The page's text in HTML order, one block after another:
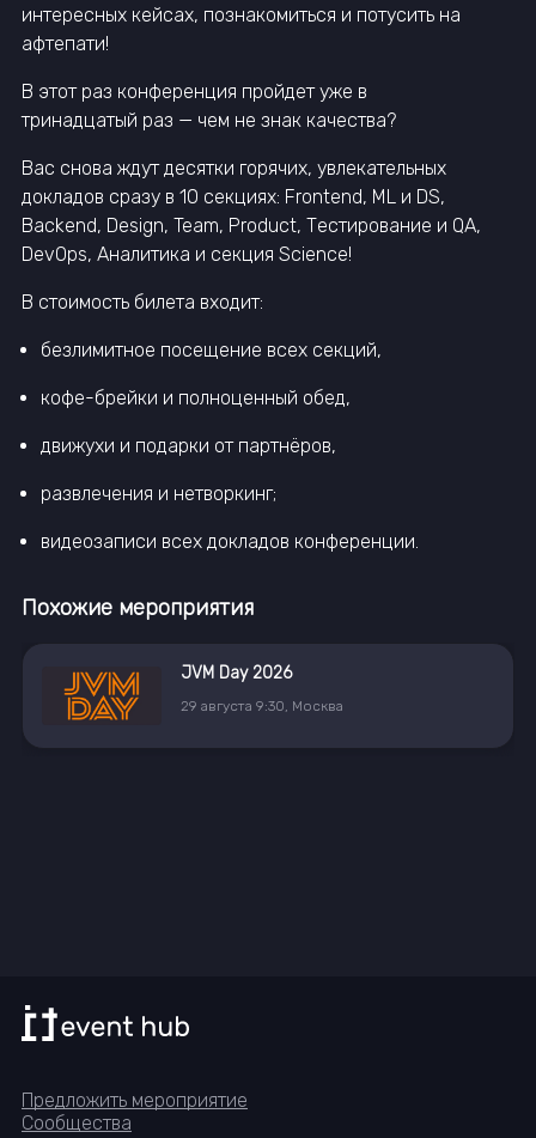
интересных кейсах, познакомиться и потусить на
афтепати!
В этот раз конференция пройдет уже в
тринадцатый раз — чем не знак качества?
Вас снова ждут десятки горячих, увлекательных
докладов сразу в 10 секциях: Frontend, ML и DS,
Backend, Design, Team, Product, Тестирование и QA,
DevOps, Аналитика и секция Science!
В стоимость билета входит:
безлимитное посещение всех секций,
кофе-брейки и полноценный обед,
движухи и подарки от партнёров,
развлечения и нетворкинг;
видеозаписи всех докладов конференции.
Похожие мероприятия
JVM Day 2026
29 августа 9:30, Москва
Предложить мероприятие
Сообщества